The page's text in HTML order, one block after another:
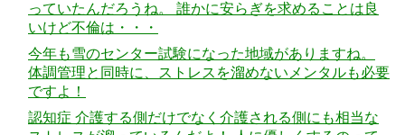
っていたんだろうね。 誰かに安らぎを求めることは良
いけど不倫は・・・
今年も雪のセンター試験になった地域がありますね。
体調管理と同時に、ストレスを溜めないメンタルも必要
ですよ！
認知症 介護する側だけでなく介護される側にも相当な